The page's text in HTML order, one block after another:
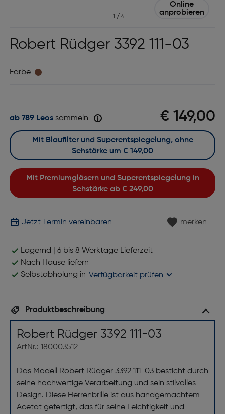
1 / 4
Online
anprobieren
Robert Rüdger 3392 111-03
Farbe
€ 149,00
ab 789 Leossammeln
Mit Premiumgläsern und Superentspiegelung in
Sehstärke ab € 249,00
Mit Blaufilter und Superentspiegelung, ohne
Sehstärke um € 149,00
Jetzt Termin vereinbaren merken
Lagernd | 6 bis 8 Werktage Lieferzeit
Nach Hause liefern
Selbstabholung in Verfügbarkeit prüfen
Produktbeschreibung
Robert Rüdger 3392 111-03
ArtNr.: 180003512
Das Modell Robert Rüdger 3392 111-03 besticht durch
seine hochwertige Verarbeitung und sein stilvolles
Design. Diese Herrenbrille ist aus handgemachtem
Acetat gefertigt, das für seine Leichtigkeit und